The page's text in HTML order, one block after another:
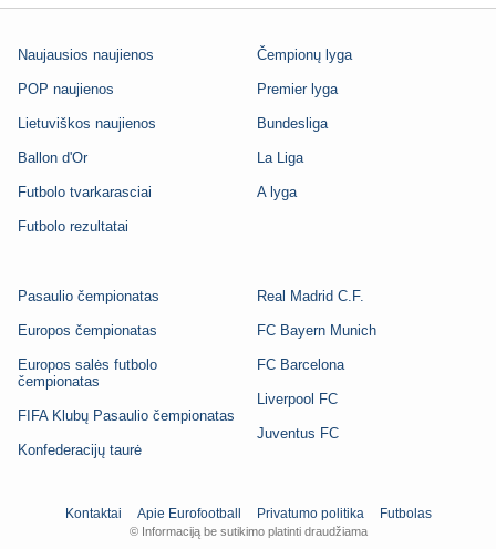
Naujausios naujienos
POP naujienos
Lietuviškos naujienos
Ballon d'Or
Futbolo tvarkarasciai
Futbolo rezultatai
Čempionų lyga
Premier lyga
Bundesliga
La Liga
A lyga
Pasaulio čempionatas
Europos čempionatas
Europos salės futbolo
čempionatas
FIFA Klubų Pasaulio čempionatas
Konfederacijų taurė
Real Madrid C.F.
FC Bayern Munich
FC Barcelona
Liverpool FC
Juventus FC
Kontaktai Apie Eurofootball Privatumo politika Futbolas
© Informaciją be sutikimo platinti draudžiama